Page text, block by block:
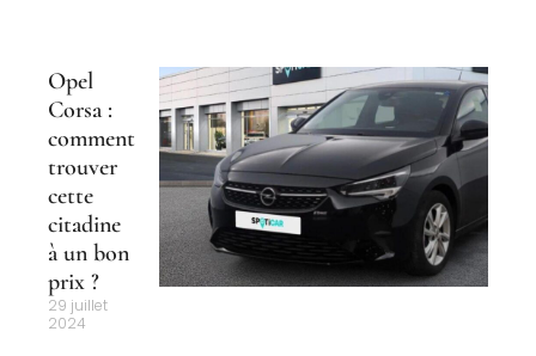
Opel
Corsa :
comment
trouver
cette
citadine
à un bon
prix ?
29 juillet
2024